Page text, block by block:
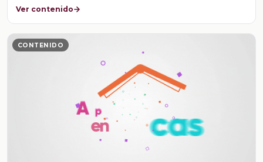
Ver contenido
CONTENIDO